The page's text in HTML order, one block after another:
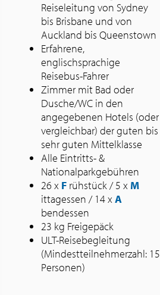
Reiseleitung von Sydney
bis Brisbane und von
Auckland bis Queenstown
Erfahrene,
englischsprachige
Reisebus-Fahrer
Zimmer mit Bad oder
Dusche/WC in den
angegebenen Hotels (oder
vergleichbar) der guten bis
sehr guten Mittelklasse
Alle Eintritts- &
Nationalparkgebühren
26 x Frühstück / 5 x M
ittagessen / 14 x A
bendessen
23 kg Freigepäck
ULT-Reisebegleitung
(Mindestteilnehmerzahl: 15
Personen)